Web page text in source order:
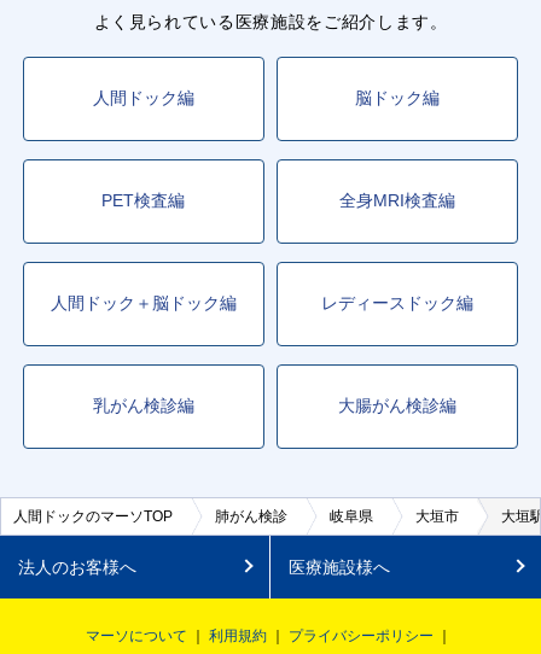
よく見られている医療施設をご紹介します。
人間ドック編 脳ドック編
PET検査編 全身MRI検査編
人間ドック＋脳ドック編 レディースドック編
乳がん検診編 大腸がん検診編
人間ドックのマーソTOP 肺がん検診 岐阜県 大垣市 大垣
法人のお客様へ 医療施設様へ
マーソについて 利用規約
プライバシーポリシー